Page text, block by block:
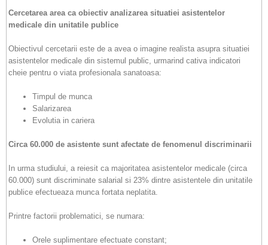
Cercetarea area ca obiectiv analizarea situatiei asistentelor
medicale din unitatile publice
Obiectivul cercetarii este de a avea o imagine realista asupra situatiei
asistentelor medicale din sistemul public, urmarind cativa indicatori
cheie pentru o viata profesionala sanatoasa:
Timpul de munca
Salarizarea
Evolutia in cariera
Circa 60.000 de asistente sunt afectate de fenomenul discriminarii
In urma studiului, a reiesit ca majoritatea asistentelor medicale (circa
60.000) sunt discriminate salarial si 23% dintre asistentele din unitatile
publice efectueaza munca fortata neplatita.
Printre factorii problematici, se numara:
Orele suplimentare efectuate constant;